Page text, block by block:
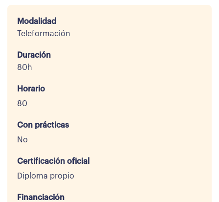
Modalidad
Teleformación
Duración
80h
Horario
80
Con prácticas
No
Certificación oficial
Diploma propio
Financiación